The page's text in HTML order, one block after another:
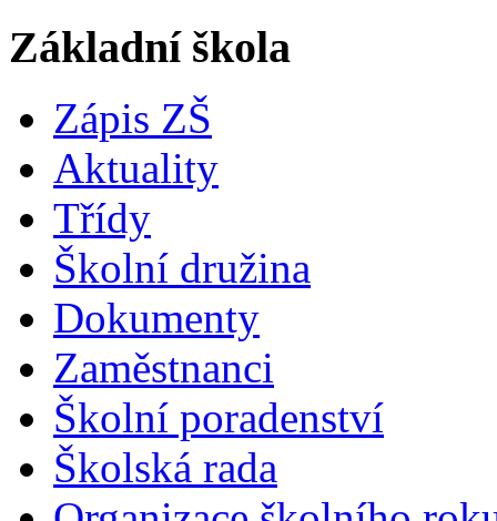
Základní škola
Zápis ZŠ
Aktuality
Třídy
Školní družina
Dokumenty
Zaměstnanci
Školní poradenství
Školská rada